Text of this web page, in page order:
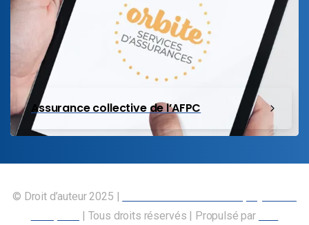
Assurance collective de l’AFPC
© Droit d’auteur 2025 |
| Tous droits réservés | Propulsé par